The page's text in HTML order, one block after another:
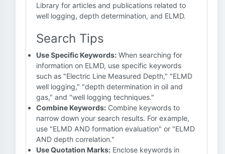
Library for articles and publications related to
well logging, depth determination, and ELMD.
Search Tips
Use Specific Keywords: When searching for
information on ELMD, use specific keywords
such as "Electric Line Measured Depth," "ELMD
well logging," "depth determination in oil and
gas," and "well logging techniques."
Combine Keywords: Combine keywords to
narrow down your search results. For example,
use "ELMD AND formation evaluation" or "ELMD
AND depth correlation."
Use Quotation Marks: Enclose keywords in